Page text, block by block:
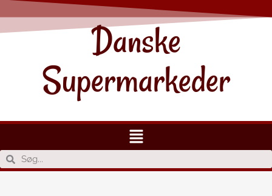
Danske
Supermarkeder